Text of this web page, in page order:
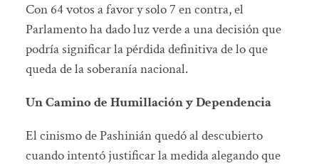
Con 64 votos a favor y solo 7 en contra, el
Parlamento ha dado luz verde a una decisión que
podría significar la pérdida definitiva de lo que
queda de la soberanía nacional.
Un Camino de Humillación y Dependencia
El cinismo de Pashinián quedó al descubierto
cuando intentó justificar la medida alegando que